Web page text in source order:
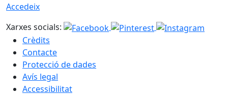
Accedeix
Xarxes socials:
Crèdits
Contacte
Protecció de dades
Avís legal
Accessibilitat